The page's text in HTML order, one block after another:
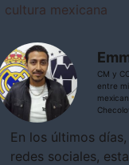
cultura mexicana
CM y
entre
En los últimos días,
redes sociales,